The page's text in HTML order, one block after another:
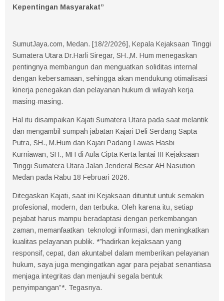
Kepentingan Masyarakat”
SumutJaya.com, Medan. [18/2/2026], Kepala Kejaksaan Tinggi
Sumatera Utara Dr.Harli Siregar, SH.,M. Hum menegaskan
pentingnya membangun dan menguatkan soliditas internal
dengan kebersamaan, sehingga akan mendukung otimalisasi
kinerja penegakan dan pelayanan hukum di wilayah kerja
masing-masing.
Hal itu disampaikan Kajati Sumatera Utara pada saat melantik
dan mengambil sumpah jabatan Kajari Deli Serdang Sapta
Putra, SH., M.Hum dan Kajari Padang Lawas Hasbi
Kurniawan, SH., MH di Aula Cipta Kerta lantai III Kejaksaan
Tinggi Sumatera Utara Jalan Jenderal Besar AH Nasution
Medan pada Rabu 18 Februari 2026.
Ditegaskan Kajati, saat ini Kejaksaan dituntut untuk semakin
profesional, modern, dan terbuka. Oleh karena itu, setiap
pejabat harus mampu beradaptasi dengan perkembangan
zaman, memanfaatkan teknologi informasi, dan meningkatkan
kualitas pelayanan publik. *”hadirkan kejaksaan yang
responsif, cepat, dan akuntabel dalam memberikan pelayanan
hukum, saya juga mengingatkan agar para pejabat senantiasa
menjaga integritas dan menjauhi segala bentuk
penyimpangan”*. Tegasnya.